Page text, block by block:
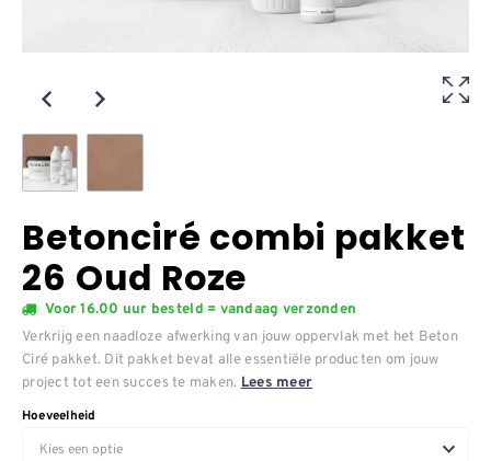
Betonciré combi pakket
26 Oud Roze
Voor 16.00 uur besteld = vandaag verzonden
Verkrijg een naadloze afwerking van jouw oppervlak met het Beton
Ciré pakket. Dit pakket bevat alle essentiële producten om jouw
project tot een succes te maken. Lees meer
Hoeveelheid